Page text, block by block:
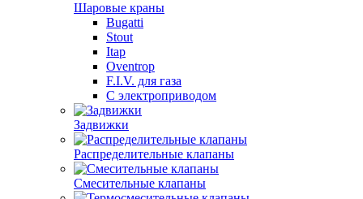
Шаровые краны
Bugatti
Stout
Itap
Oventrop
F.I.V. для газа
С электроприводом
Задвижки
Распределительные клапаны
Cмесительные клапаны